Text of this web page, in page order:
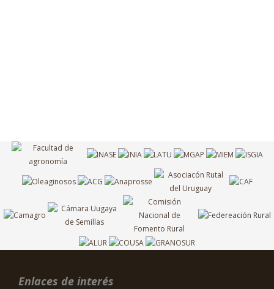
Enlaces de interés